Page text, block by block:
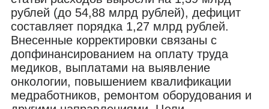
рублей (до 54,88 млрд рублей), дефицит
составляет порядка 1,27 млрд рублей.
Внесенные корректировки связаны с
допфинансированием на оплату труда
медиков, выплатами на выявление
онкологии, повышением квалификации
медработников, ремонтом оборудования и